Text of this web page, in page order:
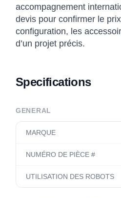
accompagnement
devis pour confirmer le
configuration, les
d’un projet précis.
Specifications
GENERAL
MARQUE
NUMÉRO DE PIÈCE #
UTILISATION DES ROBOTS